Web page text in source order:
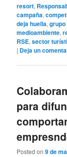
resort,
campaña,
deja huella,
medioambiente,
RSE,sector
| Deja un
para
Posted on9 de